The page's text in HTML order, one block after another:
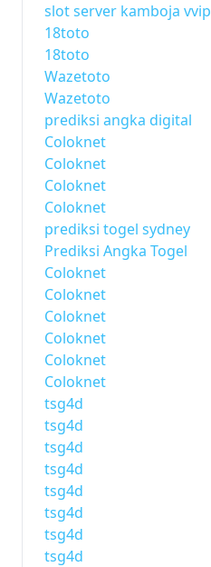
slot server kamboja vvip
18toto
18toto
Wazetoto
Wazetoto
prediksi angka digital
Coloknet
Coloknet
Coloknet
Coloknet
prediksi togel sydney
Prediksi Angka Togel
Coloknet
Coloknet
Coloknet
Coloknet
Coloknet
Coloknet
tsg4d
tsg4d
tsg4d
tsg4d
tsg4d
tsg4d
tsg4d
tsg4d